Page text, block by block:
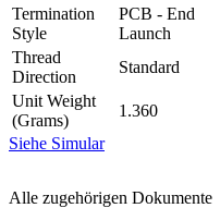
Termination
Style
PCB - End
Launch
Thread
Direction
Standard
Unit Weight
(Grams)
1.360
Siehe Simular
Alle zugehörigen Dokumente